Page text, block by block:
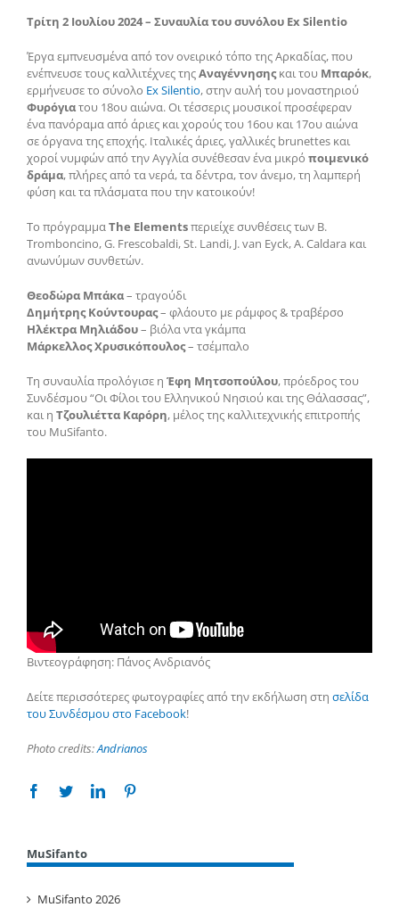
Τρίτη 2 Ιουλίου 2024 – Συναυλία τoυ συνόλου Ex Silentio
Έργα εμπνευσμένα από τον ονειρικό τόπο της Αρκαδίας, που
ενέπνευσε τους καλλιτέχνες τηςΑναγέννησηςκαι του Μπαρόκ,
ερμήνευσε το σύνολο Ex Silentio, στην αυλή του μοναστηριού
Φυρόγιατου 18ου αιώνα. Οι τέσσερις μουσικοί προσέφεραν
ένα πανόραμα από άριες και χορούς του 16ου και 17ου αιώνα
σε όργανα της εποχής. Ιταλικές άριες, γαλλικές brunettes και
χοροί νυμφών από την Αγγλία συνέθεσαν ένα μικρό ποιμενικό
δράμα, πλήρες από τα νερά, τα δέντρα, τον άνεμο, τη λαμπερή
φύση και τα πλάσματα που την κατοικούν!
Το πρόγραμμαThe Elementsπεριείχε συνθέσεις των B.
Tromboncino, G. Frescobaldi, St. Landi, J. van Eyck, Α. Caldara και
ανωνύμων συνθετών.
Θεοδώρα Μπάκα– τραγούδι
Δημήτρης Κούντουρας– φλάουτο με ράμφος & τραβέρσο
Ηλέκτρα Μηλιάδου– βιόλα ντα γκάμπα
Μάρκελλος Χρυσικόπουλος– τσέμπαλο
Τη συναυλία προλόγισε η Έφη Μητσοπούλου, πρόεδρος του
Συνδέσμου “Οι Φίλοι του Ελληνικού Νησιού και της Θάλασσας”,
και η Τζουλιέττα Καρόρη, μέλος της καλλιτεχνικής επιτροπής
του MuSifanto.
Βιντεογράφηση: Πάνος Ανδριανός
Δείτε περισσότερες φωτογραφίες από την εκδήλωση στη σελίδα
του Συνδέσμου στο Facebook!
Photo credits:Andrianos
Facebook
TwitterLinkedin
MuSifanto
MuSifanto 2026